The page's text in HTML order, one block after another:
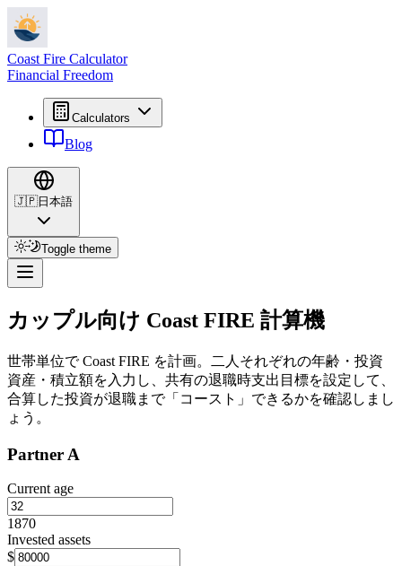
Coast Fire Calculator
Financial Freedom
Calculators
Blog
🇯🇵日本語
Toggle theme
カップル向け Coast FIRE 計算機
世帯単位で Coast FIRE を計画。二人それぞれの年齢・投資
資産・積立額を入力し、共有の退職時支出目標を設定して、
合算した投資が退職まで「コースト」できるかを確認しまし
ょう。
Partner A
Current age
1870
Invested assets
$